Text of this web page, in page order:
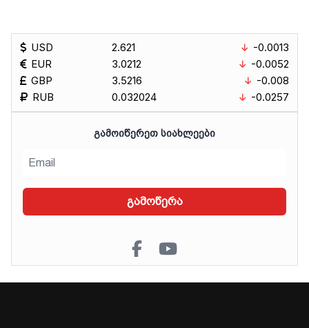
USD
EUR
GBP
RUB
2.621
3.0212
3.5216
0.032024
-0.0013
-0.0052
-0.008
-0.0257
ᲒᲐᲛᲝᲘᲬᲔᲠᲔᲗ ᲡᲘᲐᲮᲚᲔᲔᲑᲘ
გამოწერა